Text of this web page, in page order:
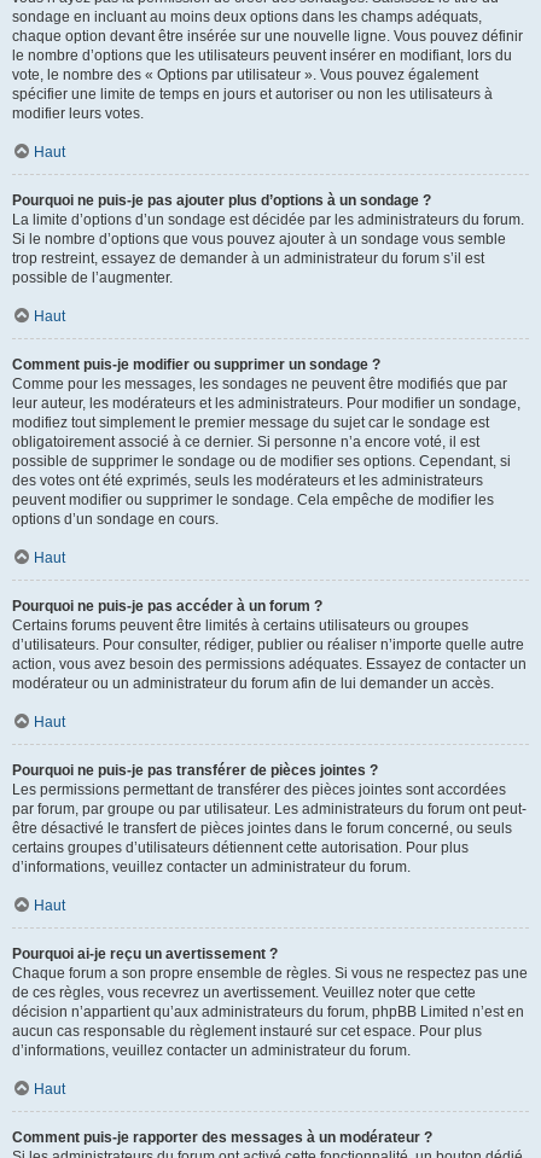
sondage en incluant au moins deux options dans les champs adéquats,
chaque option devant être insérée sur une nouvelle ligne. Vous pouvez définir
le nombre d’options que les utilisateurs peuvent insérer en modifiant, lors du
vote, le nombre des « Options par utilisateur ». Vous pouvez également
spécifier une limite de temps en jours et autoriser ou non les utilisateurs à
modifier leurs votes.
Haut
Pourquoi ne puis-je pas ajouter plus d’options à un sondage ?
La limite d’options d’un sondage est décidée par les administrateurs du forum.
Si le nombre d’options que vous pouvez ajouter à un sondage vous semble
trop restreint, essayez de demander à un administrateur du forum s’il est
possible de l’augmenter.
Haut
Comment puis-je modifier ou supprimer un sondage ?
Comme pour les messages, les sondages ne peuvent être modifiés que par
leur auteur, les modérateurs et les administrateurs. Pour modifier un sondage,
modifiez tout simplement le premier message du sujet car le sondage est
obligatoirement associé à ce dernier. Si personne n’a encore voté, il est
possible de supprimer le sondage ou de modifier ses options. Cependant, si
des votes ont été exprimés, seuls les modérateurs et les administrateurs
peuvent modifier ou supprimer le sondage. Cela empêche de modifier les
options d’un sondage en cours.
Haut
Pourquoi ne puis-je pas accéder à un forum ?
Certains forums peuvent être limités à certains utilisateurs ou groupes
d’utilisateurs. Pour consulter, rédiger, publier ou réaliser n’importe quelle autre
action, vous avez besoin des permissions adéquates. Essayez de contacter un
modérateur ou un administrateur du forum afin de lui demander un accès.
Haut
Pourquoi ne puis-je pas transférer de pièces jointes ?
Les permissions permettant de transférer des pièces jointes sont accordées
par forum, par groupe ou par utilisateur. Les administrateurs du forum ont peut-
être désactivé le transfert de pièces jointes dans le forum concerné, ou seuls
certains groupes d’utilisateurs détiennent cette autorisation. Pour plus
d’informations, veuillez contacter un administrateur du forum.
Haut
Pourquoi ai-je reçu un avertissement ?
Chaque forum a son propre ensemble de règles. Si vous ne respectez pas une
de ces règles, vous recevrez un avertissement. Veuillez noter que cette
décision n’appartient qu’aux administrateurs du forum, phpBB Limited n’est en
aucun cas responsable du règlement instauré sur cet espace. Pour plus
d’informations, veuillez contacter un administrateur du forum.
Haut
Comment puis-je rapporter des messages à un modérateur ?